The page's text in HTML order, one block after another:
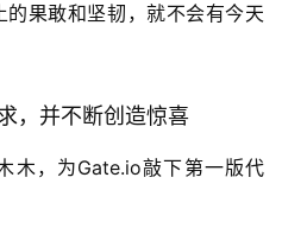
果敢和坚韧，就不会有今天
，并不断创造惊喜
木，为Gate.io敲下第一版代